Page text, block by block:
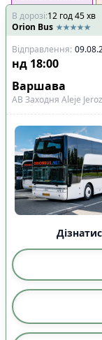
В дорозі:12 год45хв
Orion Bus
Відправлення:
нд 18:00
Варшава
АВ Заходня Aleje